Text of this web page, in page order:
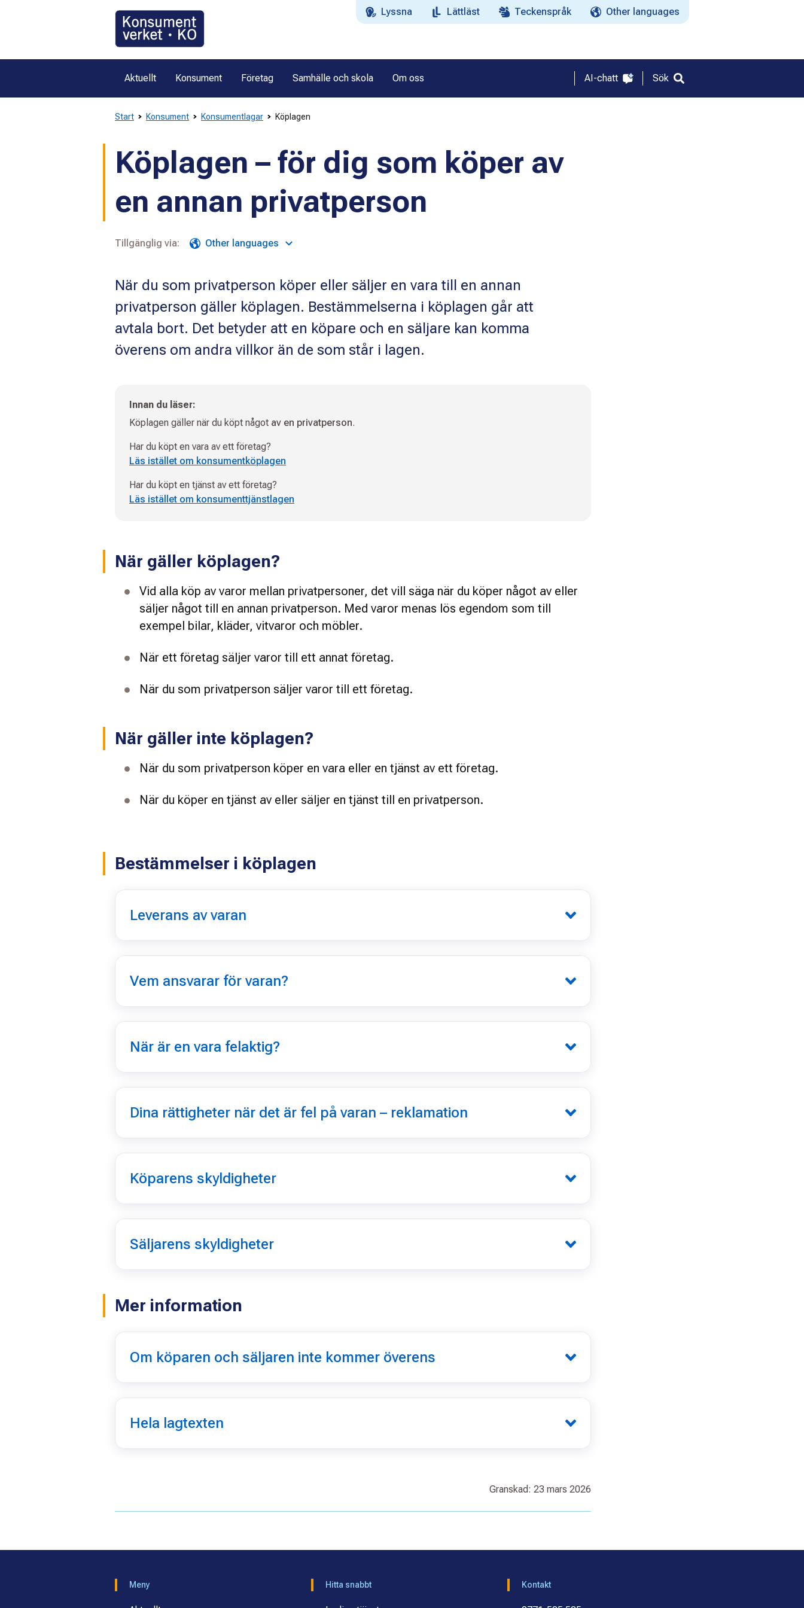
Lyssna Lättläst Teckenspråk Other languages
Aktuellt Konsument Företag Samhälle och skola Om oss AI-chatt Sök
Start Konsument Konsumentlagar Köplagen
Köplagen – för dig som köper av
en annan privatperson
Tillgänglig via: Other languages
När du som privatperson köper eller säljer en vara till en annan
privatperson gäller köplagen. Bestämmelserna i köplagen går att
avtala bort. Det betyder att en köpare och en säljare kan komma
överens om andra villkor än de som står i lagen.
Innan du läser:
Köplagen gäller när du köpt något av en privatperson.
Har du köpt en vara av ett företag?
Läs istället om konsumentköplagen
Har du köpt en tjänst av ett företag?
Läs istället om konsumenttjänstlagen
När gäller köplagen?
Vid alla köp av varor mellan privatpersoner, det vill säga när du köper något av eller
säljer något till en annan privatperson. Med varor menas lös egendom som till
exempel bilar, kläder, vitvaror och möbler.
När ett företag säljer varor till ett annat företag.
När du som privatperson säljer varor till ett företag.
När gäller inte köplagen?
När du som privatperson köper en vara eller en tjänst av ett företag.
När du köper en tjänst av eller säljer en tjänst till en privatperson.
Bestämmelser i köplagen
Leverans av varan
Vem ansvarar för varan?
När är en vara felaktig?
Dina rättigheter när det är fel på varan – reklamation
Köparens skyldigheter
Säljarens skyldigheter
Mer information
Om köparen och säljaren inte kommer överens
Hela lagtexten
Granskad: 23 mars 2026
Meny Hitta snabbt Kontakt